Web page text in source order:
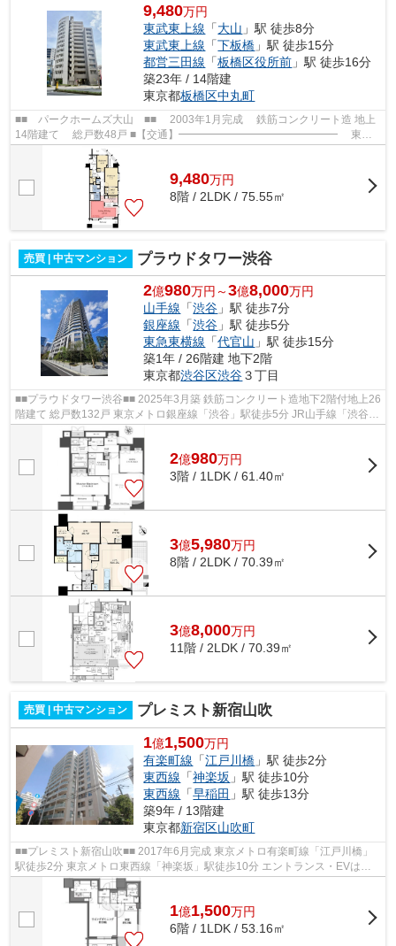
9,480万円
東武東上線 「大山 」駅 徒歩8分
東武東上線 「下板橋 」駅 徒歩15分
都営三田線 「板橋区役所前 」駅 徒歩16分
築23年 / 14階建
東京都板橋区中丸町
■■ パークホームズ大山 ■■ 2003年1月完成 鉄筋コンクリート造 地上
14階建て 総戸数48戸 ■【交通】━━━━━━━━━━━━━━━ 東武
東上線【大山】駅より徒歩8分 東京メトロ有楽町...
9,480万円
8階 / 2LDK / 75.55㎡
売買 | 中古マンション プラウドタワー渋谷
2億980万円～3億8,000万円
山手線 「渋谷 」駅 徒歩7分
銀座線 「渋谷 」駅 徒歩5分
東急東横線 「代官山 」駅 徒歩15分
築1年 / 26階建 地下2階
東京都渋谷区渋谷３丁目
■■プラウドタワー渋谷■■ 2025年3月築 鉄筋コンクリート造地下2階付地上26
階建て 総戸数132戸 東京メトロ銀座線「渋谷」駅徒歩5分 JR山手線「渋谷」
駅徒歩7分 オートロック コンシェ...
2億980万円
3階 / 1LDK / 61.40㎡
3億5,980万円
8階 / 2LDK / 70.39㎡
3億8,000万円
11階 / 2LDK / 70.39㎡
売買 | 中古マンション プレミスト新宿山吹
1億1,500万円
有楽町線 「江戸川橋 」駅 徒歩2分
東西線 「神楽坂 」駅 徒歩10分
東西線 「早稲田 」駅 徒歩13分
築9年 / 13階建
東京都新宿区山吹町
■■プレミスト新宿山吹■■ 2017年6月完成 東京メトロ有楽町線「江戸川橋」
駅徒歩2分 東京メトロ東西線「神楽坂」駅徒歩10分 エントランス・EVは鍵
認証システムによるセキュリティ採用 ...
1億1,500万円
6階 / 1LDK / 53.16㎡